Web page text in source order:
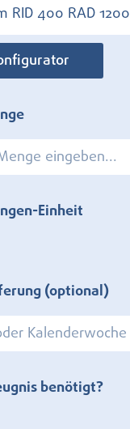
RID 400 RAD 1200
Einheit
(optional)
benötigt?